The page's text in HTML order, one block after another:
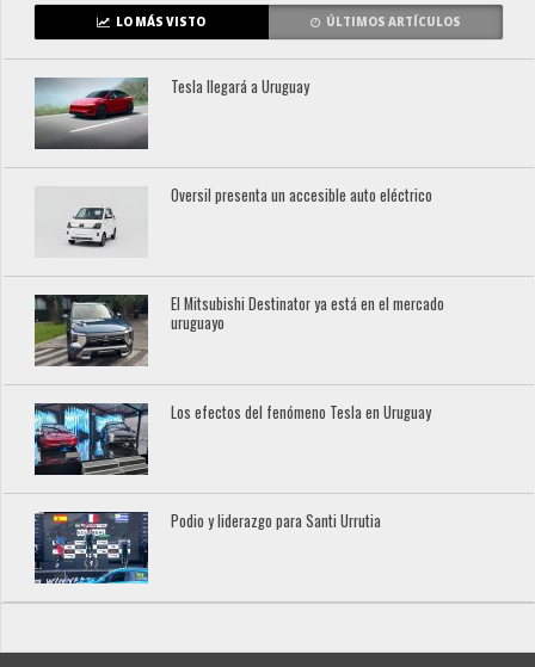
LO MÁS VISTO ÚLTIMOS ARTÍCULOS
Tesla llegará a Uruguay
Oversil presenta un accesible auto eléctrico
El Mitsubishi Destinator ya está en el mercado
uruguayo
Los efectos del fenómeno Tesla en Uruguay
Podio y liderazgo para Santi Urrutia